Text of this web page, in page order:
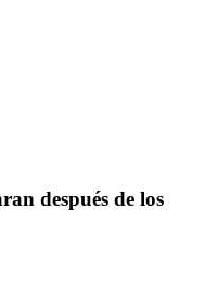
después de los